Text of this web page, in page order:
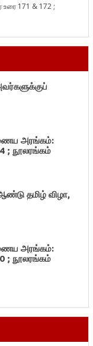
171 & 172 ;
அரங்கம்:
; நூலரங்கம்
தமிழ் விழா,
அரங்கம்:
; நூலரங்கம்